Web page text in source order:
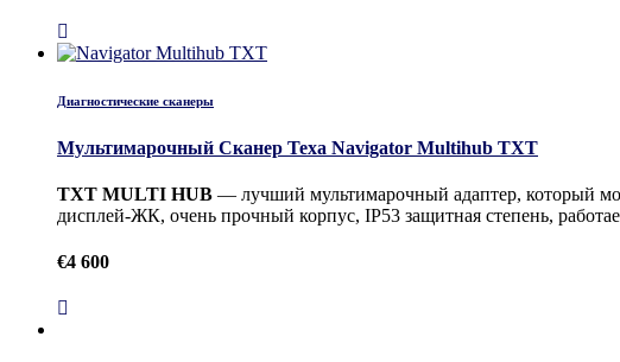
Диагностические сканеры
Мультимарочный Сканер Texa Navigator Multihub TXT
TXT MULTI HUB — лучший мультимарочный адаптер, который
дисплей-ЖК, очень прочный корпус, IP53 защитная степень,
€4 600